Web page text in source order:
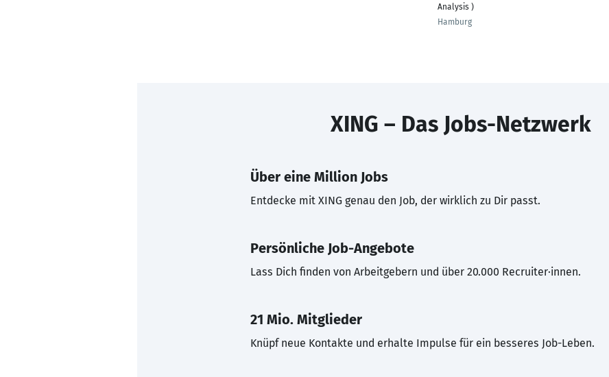
Analysis )
Hamburg
XING – Das Jobs-Netzwerk
Über eine Million Jobs
Entdecke mit XING genau den Job, der wirklich zu Dir passt.
Persönliche Job-Angebote
Lass Dich finden von Arbeitgebern und über 20.000 Recruiter·innen.
21 Mio. Mitglieder
Knüpf neue Kontakte und erhalte Impulse für ein besseres Job-Leben.